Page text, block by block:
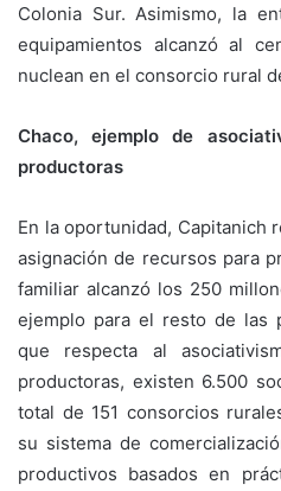
Colonia Sur. Asimismo, la
equipamientos alcanzó al
nuclean en el consorcio rural
Chaco, ejemplo de
productoras
En la oportunidad, Capitanich
asignación de recursos para
familiar alcanzó los 250
ejemplo para el resto de las
que respecta al
productoras, existen 6.500
total de 151 consorcios
su sistema de
productivos basados en